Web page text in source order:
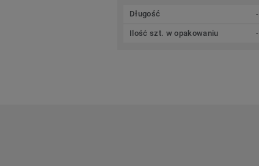
Długość -
Ilość szt. w opakowaniu -